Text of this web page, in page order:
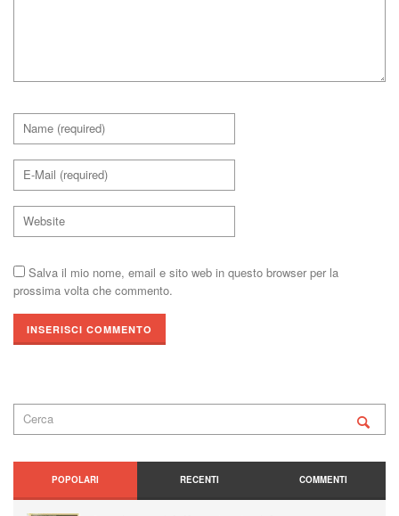
Salva il mio nome, email e sito web in questo browser per la
prossima volta che commento.
POPOLARI RECENTI COMMENTI